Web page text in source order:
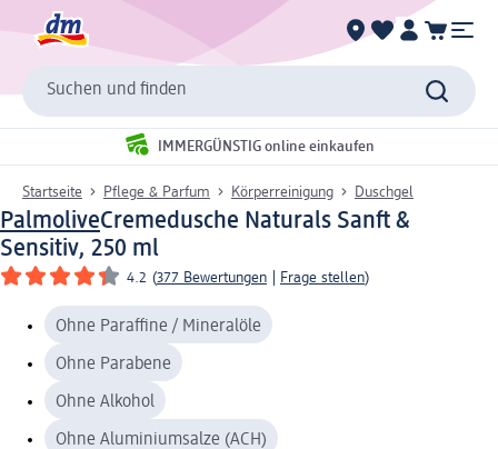
Suchen und finden
IMMERGÜNSTIG online einkaufen
Startseite Pflege & Parfum Körperreinigung Duschgel
PalmoliveCremedusche Naturals Sanft &
Sensitiv, 250 ml
4.2 (377 Bewertungen Frage stellen)
Ohne Paraffine / Mineralöle
Ohne Parabene
Ohne Alkohol
Ohne Aluminiumsalze (ACH)